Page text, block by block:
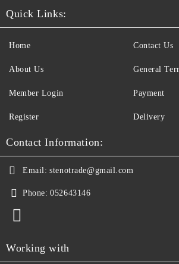
Quick Links:
Home
About Us
Member Login
Register
Contact Us
General
Payment
Delivery
Contact Information:
Email: stenotrade@gmail.com
Phone: 052643146
Working with